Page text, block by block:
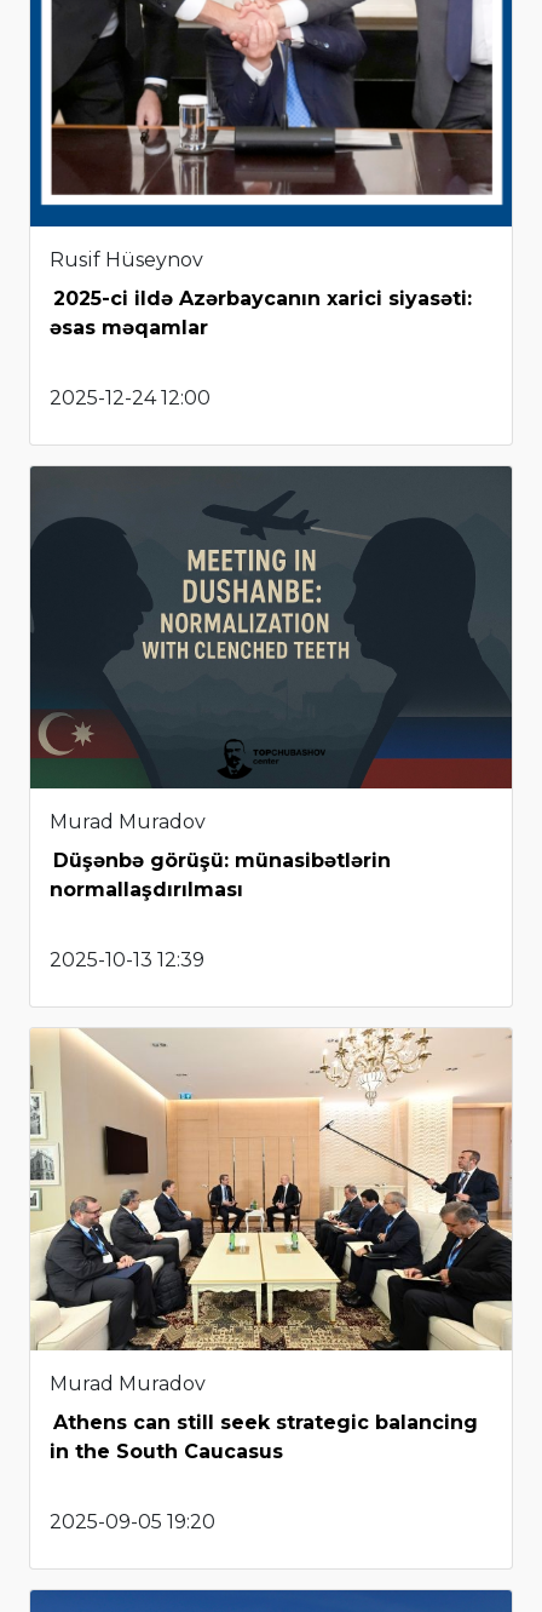
Rusif Hüseynov
2025-ci ildə Azərbaycanın xarici siyasəti:
əsas məqamlar
2025-12-24 12:00
Murad Muradov
Düşənbə görüşü: münasibətlərin
normallaşdırılması
2025-10-13 12:39
Murad Muradov
Athens can still seek strategic balancing
in the South Caucasus
2025-09-05 19:20